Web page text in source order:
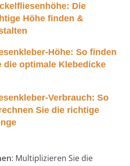
Die
Höhe finden &
Höhe: So finden
die optimale Klebedicke
Verbrauch: So
Sie die richtige
: Multiplizieren Sie die